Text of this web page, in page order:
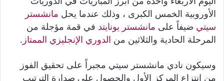
الأوروبية الخمس الكبرى ، وذلك عندما يحل مانشستر
سيتي ضيفاً على مانشستر يونايتد في قمة مؤجلة من
المرحلة الحادية والثلاثين من الدوري الإنجليزي الممتاز .
وسيكون نادي مانشستر سيتي مجبراً على تحقيق الفوز
من انتزاع المركز الأول والحصول على صدارة الترتيب